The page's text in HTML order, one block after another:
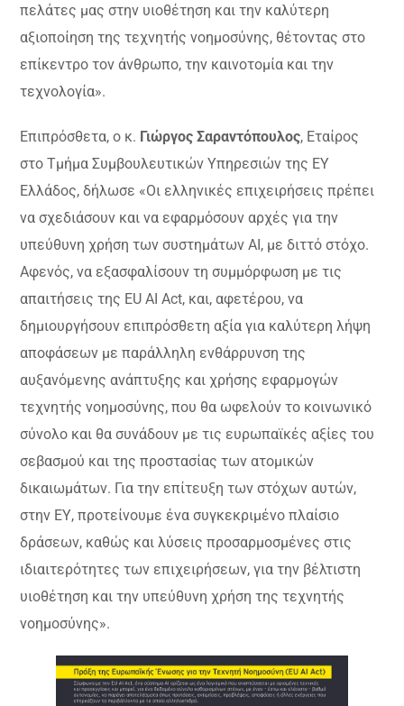
πελάτες μας στην υιοθέτηση και την καλύτερη
αξιοποίηση της τεχνητής νοημοσύνης, θέτοντας στο
επίκεντρο τον άνθρωπο, την καινοτομία και την
τεχνολογία».
Επιπρόσθετα, ο κ. Γιώργος Σαραντόπουλος, Εταίρος
στο Τμήμα Συμβουλευτικών Υπηρεσιών της EY
Ελλάδος, δήλωσε «Οι ελληνικές επιχειρήσεις πρέπει
να σχεδιάσουν και να εφαρμόσουν αρχές για την
υπεύθυνη χρήση των συστημάτων AI, με διττό στόχο.
Αφενός, να εξασφαλίσουν τη συμμόρφωση με τις
απαιτήσεις της EU AI Act, και, αφετέρου, να
δημιουργήσουν επιπρόσθετη αξία για καλύτερη λήψη
αποφάσεων με παράλληλη ενθάρρυνση της
αυξανόμενης ανάπτυξης και χρήσης εφαρμογών
τεχνητής νοημοσύνης, που θα ωφελούν το κοινωνικό
σύνολο και θα συνάδουν με τις ευρωπαϊκές αξίες του
σεβασμού και της προστασίας των ατομικών
δικαιωμάτων. Για την επίτευξη των στόχων αυτών,
στην ΕΥ, προτείνουμε ένα συγκεκριμένο πλαίσιο
δράσεων, καθώς και λύσεις προσαρμοσμένες στις
ιδιαιτερότητες των επιχειρήσεων, για την βέλτιστη
υιοθέτηση και την υπεύθυνη χρήση της τεχνητής
νοημοσύνης».